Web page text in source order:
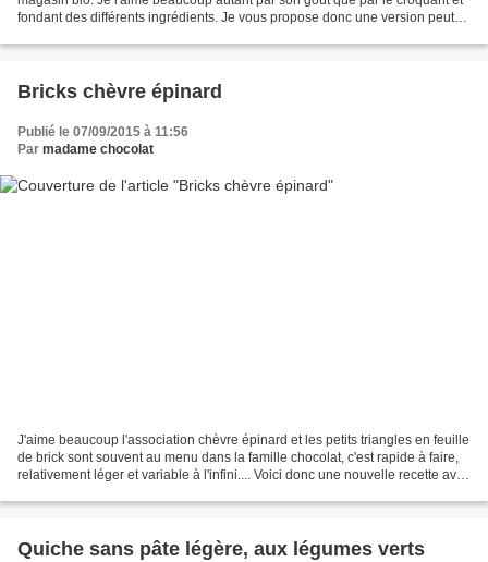
fondant des différents ingrédients. Je vous propose donc une version peut
Bricks chèvre épinard
Publié le 07/09/2015 à 11:56
Par madame chocolat
J'aime beaucoup l'association chèvre épinard et les petits triangles en feuille
de brick sont souvent au menu dans la famille chocolat, c'est rapide à faire,
relativement léger et variable à l'infini.... Voici donc une nouvelle recette avec
Quiche sans pâte légère, aux légumes verts